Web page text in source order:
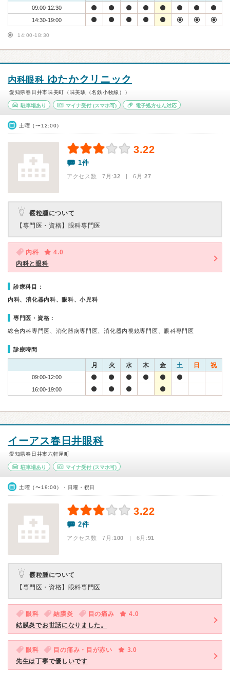
09:00-12:30
14:30-19:00
14:00-18:30
内科眼科 ゆたかクリニック
愛知県春日井市味美町（味美駅（名鉄小牧線））
駐車場あり マイナ受付(スマホ可) 電子処方せん対応
土曜（〜12:00）
3.22
1件
アクセス数 7月:32 | 6月:27
霰粒腫について
【専門医・資格】 眼科専門医
内科
4.0
内科と眼科
診療科目：
内科、消化器内科、眼科、小児科
専門医・資格：
総合内科専門医、消化器病専門医、消化器内視鏡専門医、眼科専門医
診療時間
月 火 水 木 金 土 日 祝
09:00-12:00
16:00-19:00
イーアス春日井眼科
愛知県春日井市六軒屋町
駐車場あり マイナ受付(スマホ可)
土曜（〜19:00）・日曜・祝日
3.22
2件
アクセス数 7月:100 | 6月:91
霰粒腫について
【専門医・資格】 眼科専門医
眼科 結膜炎 目の痛み
4.0
結膜炎でお世話になりました。
眼科 目の痛み・目が赤い
3.0
先生は丁寧で優しいです